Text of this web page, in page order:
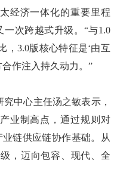
经济一体化的重要里程
次跨越式升级。“与1.0
，3.0版核心特征是‘由互
作注入持久动力。”
中心主任汤之敏表示，
业制高点，通过规则对
链供应链协作基础。从
，迈向包容、现代、全